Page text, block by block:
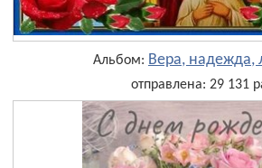
Альбом: Вера, надежда,
отправлена: 29 131